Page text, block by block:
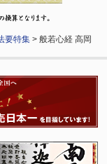
要特集 > 般若心経 高岡